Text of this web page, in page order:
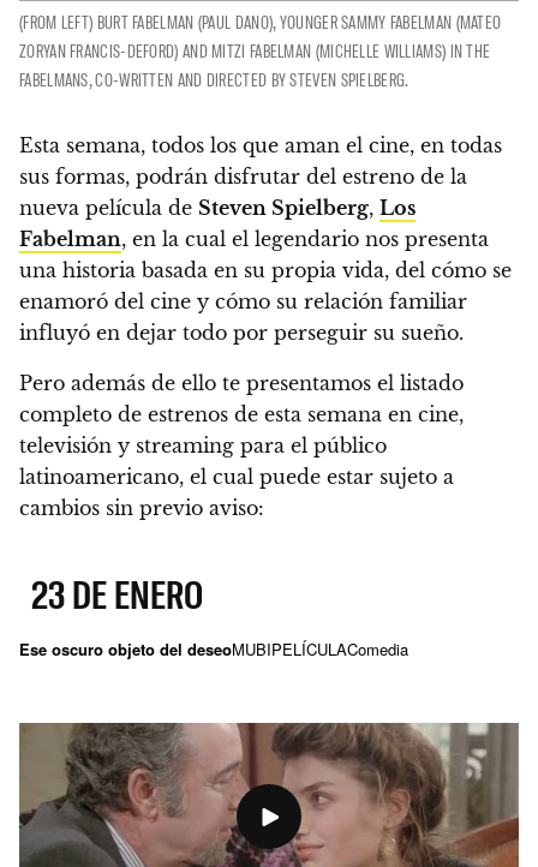
(FROM LEFT) BURT FABELMAN (PAUL DANO), YOUNGER SAMMY FABELMAN (MATEO
ZORYAN FRANCIS-DEFORD) AND MITZI FABELMAN (MICHELLE WILLIAMS) IN THE
FABELMANS, CO-WRITTEN AND DIRECTED BY STEVEN SPIELBERG.
Esta semana, todos los que aman el cine, en todas
sus formas, podrán disfrutar del estreno de la
nueva película de Steven Spielberg, Los
Fabelman, en la cual el legendario nos presenta
una historia basada en su propia vida, del cómo se
enamoró del cine y cómo su relación familiar
influyó en dejar todo por perseguir su sueño.
Pero además de ello te presentamos el listado
completo de estrenos de esta semana en cine,
televisión y streaming para el público
latinoamericano, el cual puede estar sujeto a
cambios sin previo aviso:
23 DE ENERO
Ese oscuro objeto del deseoMUBIPELÍCULAComedia